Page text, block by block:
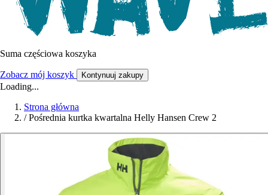
Suma częściowa koszyka
Zobacz mój koszyk Kontynuuj zakupy
Loading...
Strona główna
/ Pośrednia kurtka kwartalna Helly Hansen Crew 2